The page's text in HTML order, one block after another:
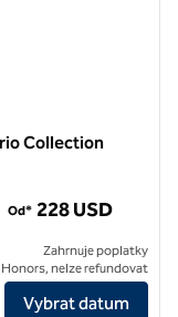
Collection
Coral Gables,
Od* 228 USD
Zahrnuje poplatky
Honors, nelze refundovat
Vybrat datum